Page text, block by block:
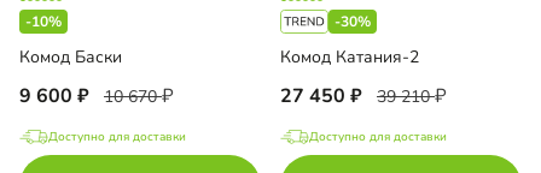
-10%
Комод Баски
9 600 10 670
Доступно для доставки
-30%
Комод Катания-2
27 450 39 210
Доступно для доставки